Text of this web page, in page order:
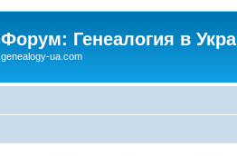
Форум: Генеалогия в
genealogy-ua.com